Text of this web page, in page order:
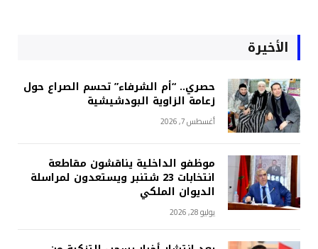
الأخيرة
حصري.. “أم الشرفاء” تحسم الصراع حول
زعامة الزاوية البودشيشية
أغسطس 7, 2026
موظفو الداخلية يناقشون مقاطعة
انتخابات 23 شتنبر ويستعدون لمراسلة
الديوان الملكي
يوليو 28, 2026